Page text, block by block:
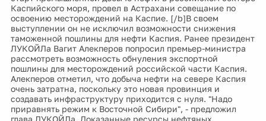
Каспийского моря, провел в Астрахани совещание по
освоению месторождений на Каспие. [/b]В своем
выступлении он не исключил возможности снижения
таможенной пошлины для нефти Каспия. Ранее президент
ЛУКОЙЛа Вагит Алекперов попросил премьер-министра
рассмотреть возможность обнуления экспортной
пошлины для месторождений российской части Каспия.
Алекперов отметил, что добыча нефти на севере Каспия
очень затратна, поскольку это новая провинция и
создавать инфраструктуру приходится с нуля. "Надо
приравнять режим к Восточной Сибири", - предложил